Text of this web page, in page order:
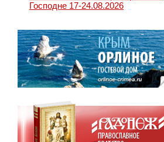
Господне 17-24.08.2026